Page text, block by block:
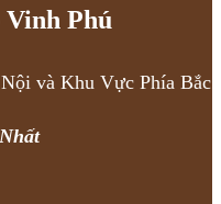
Vinh Phú
và Khu Vực Phía Bắc